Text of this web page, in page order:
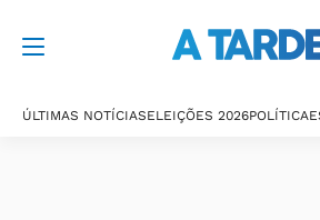
ÚLTIMAS NOTÍCIASELEIÇÕES 2026POLÍTICA